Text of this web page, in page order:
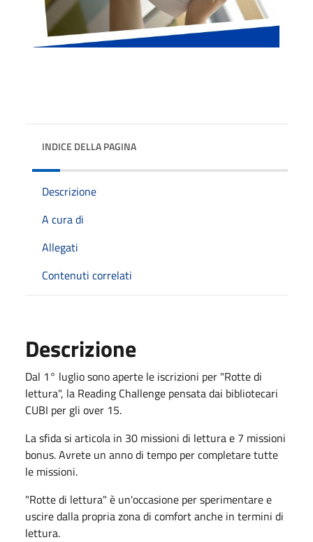
INDICE DELLA PAGINA
Descrizione
A cura di
Allegati
Contenuti correlati
Descrizione
Dal 1° luglio sono aperte le iscrizioni per "Rotte di
lettura", la Reading Challenge pensata dai bibliotecari
CUBI per gli over 15.
La sfida si articola in 30 missioni di lettura e 7 missioni
bonus. Avrete un anno di tempo per completare tutte
le missioni.
"Rotte di lettura" è un'occasione per sperimentare e
uscire dalla propria zona di comfort anche in termini di
lettura.